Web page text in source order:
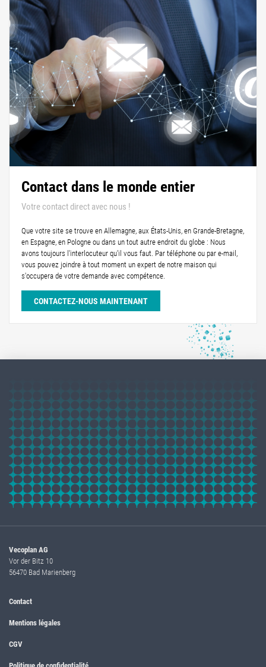
Contact dans le monde entier
Votre contact direct avec nous !
Que votre site se trouve en Allemagne, aux États-Unis, en Grande-Bretagne,
en Espagne, en Pologne ou dans un tout autre endroit du globe : Nous
avons toujours l'interlocuteur qu'il vous faut. Par téléphone ou par e-mail,
vous pouvez joindre à tout moment un expert de notre maison qui
s'occupera de votre demande avec compétence.
CONTACTEZ-NOUS MAINTENANT
Vecoplan AG
Vor der Bitz 10
56470 Bad Marienberg
Contact
Mentions légales
CGV